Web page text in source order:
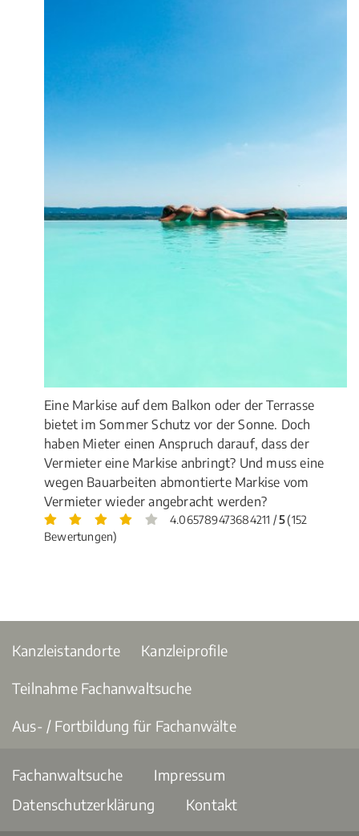
Eine Markise auf dem Balkon oder der Terrasse
bietet im Sommer Schutz vor der Sonne. Doch
haben Mieter einen Anspruch darauf, dass der
Vermieter eine Markise anbringt? Und muss eine
wegen Bauarbeiten abmontierte Markise vom
Vermieter wieder angebracht werden?
4.065789473684211 /5(152
Bewertungen)
Kanzleistandorte Kanzleiprofile
Teilnahme Fachanwaltsuche
Aus- / Fortbildung für Fachanwälte
Fachanwaltsuche
Impressum
Datenschutzerklärung
Kontakt